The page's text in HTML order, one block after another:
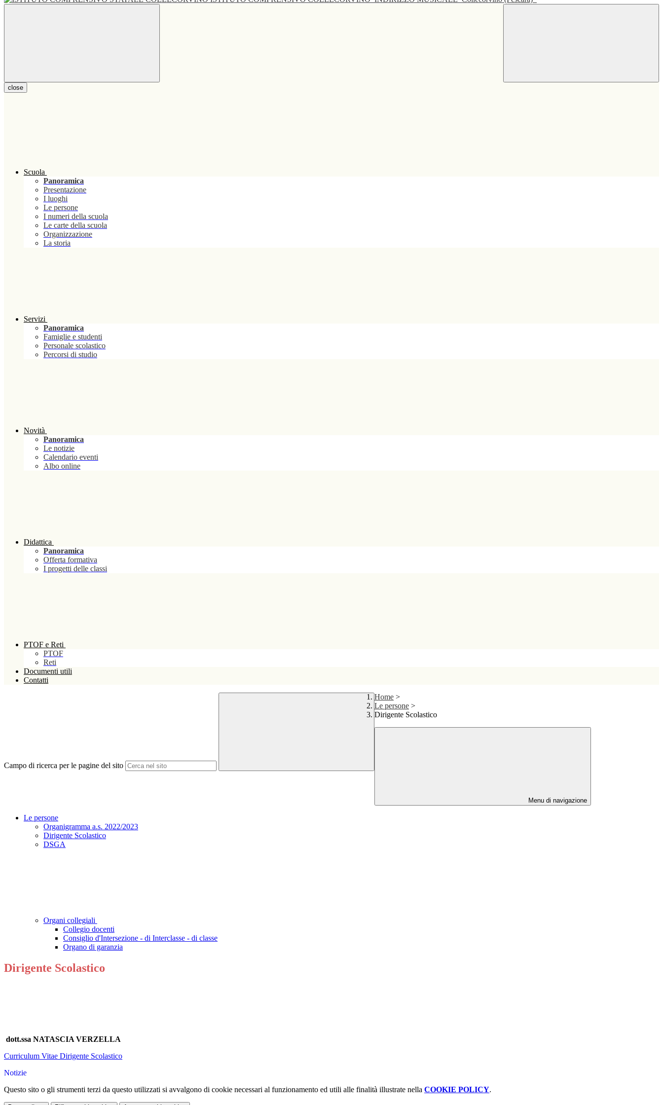
close
Scuola
Panoramica
Presentazione
I luoghi
Le persone
I numeri della scuola
Le carte della scuola
Organizzazione
La storia
Servizi
Panoramica
Famiglie e studenti
Personale scolastico
Percorsi di studio
Novità
Panoramica
Le notizie
Calendario eventi
Albo online
Didattica
Panoramica
Offerta formativa
I progetti delle classi
PTOF e Reti
PTOF
Reti
Documenti utili
Contatti
Campo di ricerca per le pagine del sito
Home >
Le persone >
Dirigente Scolastico
Menu di navigazione
Le persone
Organigramma a.s. 2022/2023
Dirigente Scolastico
DSGA
Organi collegiali
Collegio docenti
Consiglio d'Intersezione - di Interclasse - di classe
Organo di garanzia
Dirigente Scolastico
dott.ssa NATASCIA VERZELLA
Curriculum Vitae Dirigente Scolastico
Notizie
Questo sito o gli strumenti terzi da questo utilizzati si avvalgono di cookie necessari al funzionamento ed utili alle finalità illustrate nella COOKIE POLICY.